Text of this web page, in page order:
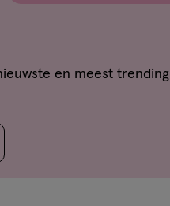
en meest trending